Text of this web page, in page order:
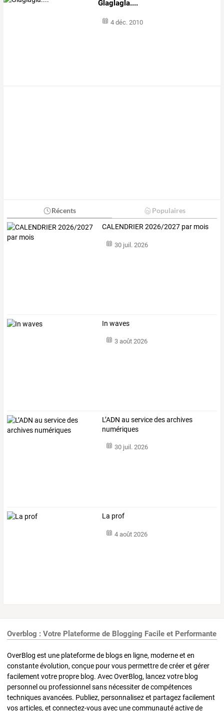
Glaglagla....
4 déc. 2010
Récents Populaires
CALENDRIER 2026/2027 par mois
30 juil. 2026
In waves
3 août 2026
L’ADN au service des archives
numériques
30 juil. 2026
La prof
4 août 2026
Overblog : Votre Plateforme de Blogging Facile et Performante
OverBlog est une plateforme de blogs en ligne, moderne et en
constante évolution, conçue pour vous permettre de créer et gérer
facilement votre propre blog. Avec OverBlog, lancez votre blog
personnel ou professionnel sans nécessiter de compétences
techniques avancées. Publiez, personnalisez et partagez facilement
vos articles, et connectez-vous avec une communauté active de